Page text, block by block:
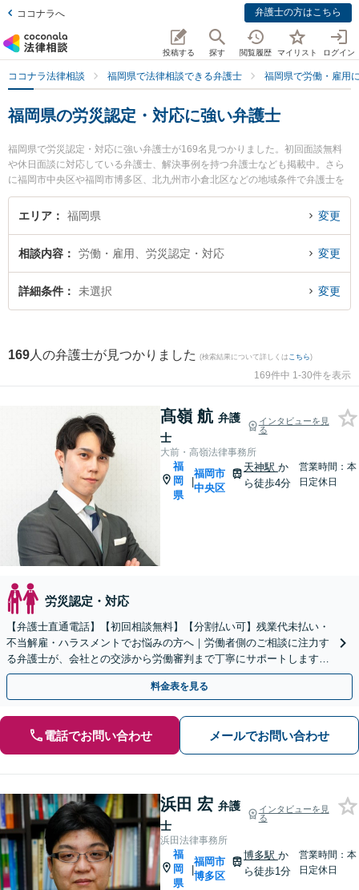
ココナラへ 弁護士の方はこちら
投稿する 探す 閲覧履歴 マイリスト ログイン
ココナラ法律相談 福岡県で法律相談できる弁護士 福岡県で労働・雇用
福岡県の労災認定・対応に強い弁護士
福岡県で労災認定・対応に強い弁護士が169名見つかりました。初回面談無料
や休日面談に対応している弁護士、解決事例を持つ弁護士なども掲載中。さら
に福岡市中央区や福岡市博多区、北九州市小倉北区などの地域条件で弁護士を
絞り込めます。労働・雇用に関係する不当解雇や退職勧奨、内定取消等の細か
な分野での絞り込み検索もでき便利です。特に大前・高嶺法律事務所の髙嶺 航
日や夜間に発生した労災認定・対応のトラブルを今すぐに弁護士に相談した
い』『労災認定・対応のトラブル解決の実績豊富な近くの弁護士を検索した
い』『初回相談無料で労災認定・対応を法律相談できる福岡県内の弁護士に相
エリア 福岡県 変更
相談内容 労働・雇用、労災認定・対応 変更
詳細条件 未選択 変更
169 人の弁護士が見つかりました (検索結果について詳しくは こちら)
169件中 1-30件を表示
髙嶺 航 弁護
士
インタビューを見
る
大前・高嶺法律事務所
福
岡
県
|
福岡市
中央区
天神駅 か
ら徒歩4分
営業時間：本
日定休日
労災認定・対応
【弁護士直通電話】【初回相談無料】【分割払い可】残業代未払い・
不当解雇・ハラスメントでお悩みの方へ｜労働者側のご相談に注力す
る弁護士が、会社との交渉から労働審判まで丁寧にサポートします
【休日・夜間・WEB相談対応】【労働審判の経験あり】
料金表を見る
電話でお問い合わせ メールでお問い合わせ
浜田 宏 弁護
士
インタビューを見
る
浜田法律事務所
福
岡
県
|
福岡市
博多区
博多駅 か
ら徒歩1分
営業時間：本
日定休日